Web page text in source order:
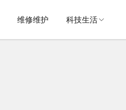
维修维护 科技生活